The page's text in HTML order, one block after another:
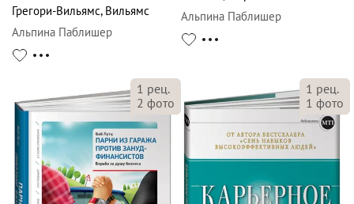
Грегори-Вильямс, Вильямс
Альпина Паблишер
Альпина Паблишер
1 рец.
2 фото
1 рец.
1 фото